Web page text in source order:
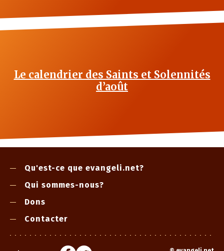
Le calendrier des Saints et Solennités
d’août
Qu'est-ce que evangeli.net?
Qui sommes-nous?
Dons
Contacter